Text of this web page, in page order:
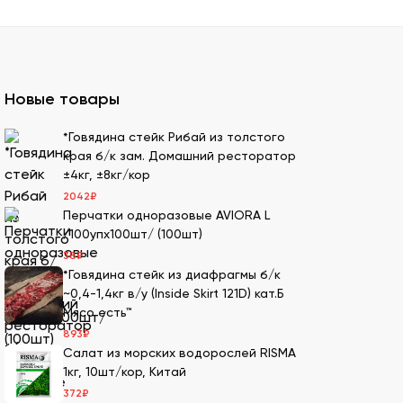
суши оптом – кунжутные семена в разной
оптовой партией в нашей компании.
20-летний опыт в этой сфере, поэтому
Мы дорожим репутацией и заботимся о
качество продукции.
здесь можно сделать онлайн-заказ –
Новые товары
*Говядина стейк Рибай из толстого
края б/к зам. Домашний ресторатор
±4кг, ±8кг/кор
2042₽
Перчатки одноразовые AVIORA L
/100упх100шт/ (100шт)
38₽
*Говядина стейк из диафрагмы б/к
~0,4-1,4кг в/у (Inside Skirt 121D) кат.Б
Мясо есть™
893₽
Салат из морских водорослей RISMA
1кг, 10шт/кор, Китай
372₽